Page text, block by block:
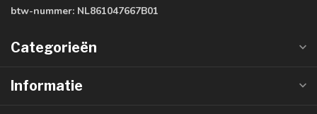
btw-nummer: NL861047667B01
Categorieën
Informatie